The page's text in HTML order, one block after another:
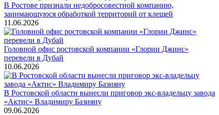
В Ростове признали недобросовестной компанию,
занимающуюся обработкой территорий от клещей
11.06.2026
Головной офис ростовской компании «Глории Джинс»
перевели в Дубай
10.06.2026
В Ростовской области вынесли приговор экс-владельцу завода
«Актис» Владимиру Базияну
09.06.2026